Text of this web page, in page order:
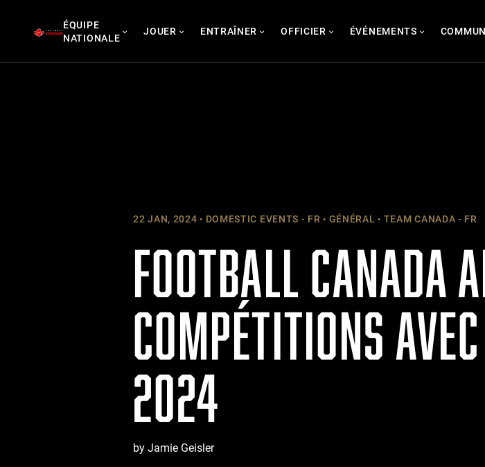
ÉQUIPE
NATIONALE
JOUER ENTRAÎNER OFFICIER ÉVÉNEMENTS
22 JAN, 2024 DOMESTIC EVENTS - FR GÉNÉRAL TEAM CANADA - FR
FOOTBALL CANADA
COMPÉTITIONS
2024
by Jamie Geisler